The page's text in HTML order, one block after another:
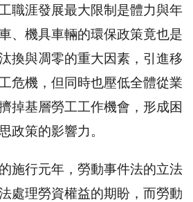
職涯發展最大限制是體力與年
、機具車輛的環保政策竟也是
換與凋零的重大因素，引進移
危機，但同時也壓低全體從業
掉基層勞工工作機會，形成困
政策的影響力。
施行元年，勞動事件法的立法
處理勞資權益的期盼，而勞動